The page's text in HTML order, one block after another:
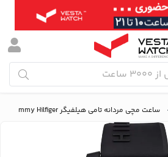
ساعت مچی مردانه تامی هیلفیگر Tommy Hilfiger مدل 1791555